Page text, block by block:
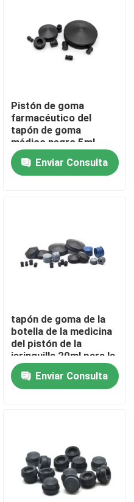
Pistón de goma
farmacéutico del
tapón de goma
médico negro 5ml
Enviar Consulta
tapón de goma de la
botella de la medicina
del pistón de la
jeringuilla 20ml para la
jeringuilla
Enviar Consulta